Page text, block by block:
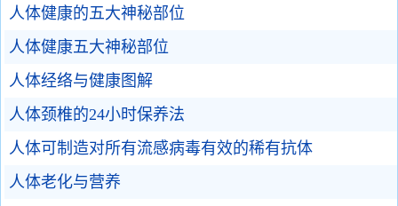
人体健康的五大神秘部位
人体健康五大神秘部位
人体经络与健康图解
人体颈椎的24小时保养法
人体可制造对所有流感病毒有效的稀有抗体
人体老化与营养